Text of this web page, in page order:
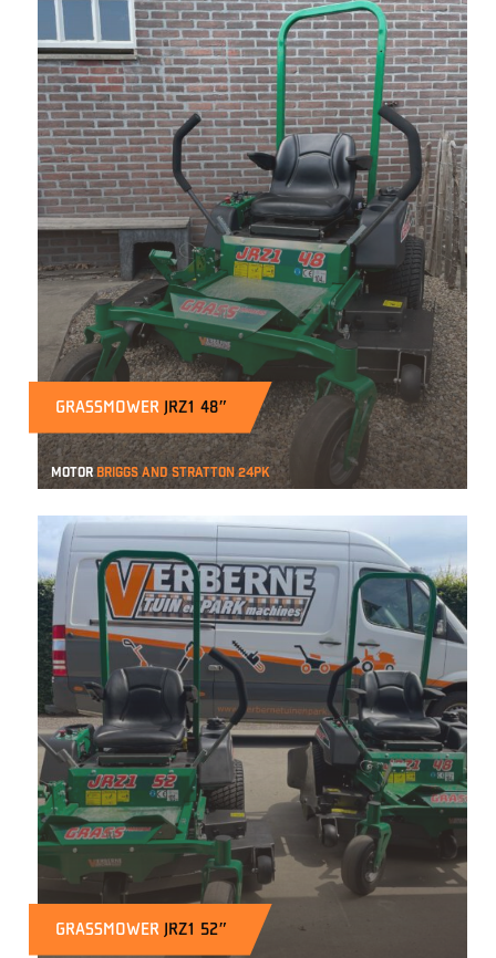
GRASSMOWER JRZ1 48″
MotorBriggs and Stratton 24pk
GRASSMOWER JRZ1 52″